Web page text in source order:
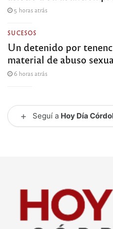
5 horas atrás
SUCESOS
Un detenido por
material de abuso
6 horas atrás
+ Seguí a Hoy Día